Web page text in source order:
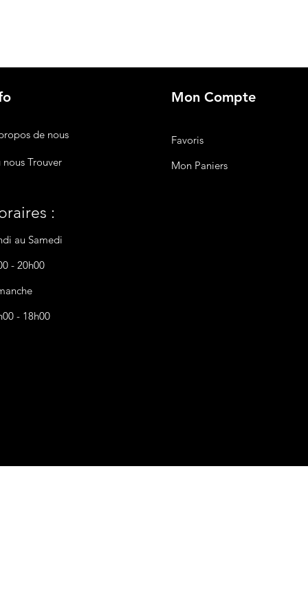
nous Trouver
:
au Samedi
- 20h00
- 18h00
de nous
Mon Compte
Favoris
Mon Paniers